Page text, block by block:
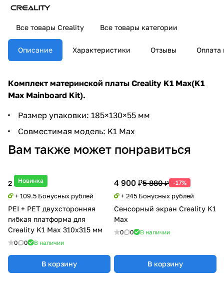
Все товары Creality Все товары категории
Описание Характеристики Отзывы Оплата
Комплект материнской платы Creality K1 Max(K1
Max Mainboard Kit).
Размер упаковки: 185×130×55 мм
Совместимая модель: K1 Max
Вам также может понравиться
Новинка
2 190 ₽
+ 109.5 Бонусных рублей
PEI + PET двухсторонняя
гибкая платформа для
Creality K1 Max 310x315 мм
0 0 В наличии
В корзину
4 900 ₽5 880 ₽ -17%
+ 245 Бонусных рублей
Сенсорный экран Creality K1
Max
0 0 В наличии
В корзину